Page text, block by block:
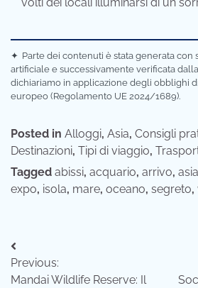
volti dei locali illuminarsi di un
✦ Parte dei contenuti è stata generata con
artificiale e successivamente verificata
dichiariamo in applicazione degli obblighi
europeo (Regolamento UE 2024/1689).
Posted in Alloggi, Asia, Consigli
Destinazioni, Tipi di viaggio,
Tagged abissi, acquario, arrivo, asia
expo, isola, mare, oceano, segreto,
Navigazione
articoli
Previous:
Mandai Wildlife Reserve: Il